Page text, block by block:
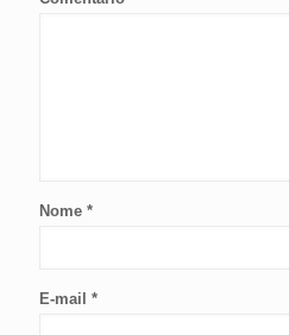
Nome *
E-mail *